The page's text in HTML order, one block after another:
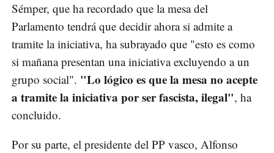
Sémper, que ha recordado que la mesa del
Parlamento tendrá que decidir ahora si admite a
tramite la iniciativa, ha subrayado que "esto es como
si mañana presentan una iniciativa excluyendo a un
grupo social". "Lo lógico es que la mesa no acepte
a tramite la iniciativa por ser fascista, ilegal", ha
concluido.
Por su parte, el presidente del PP vasco, Alfonso